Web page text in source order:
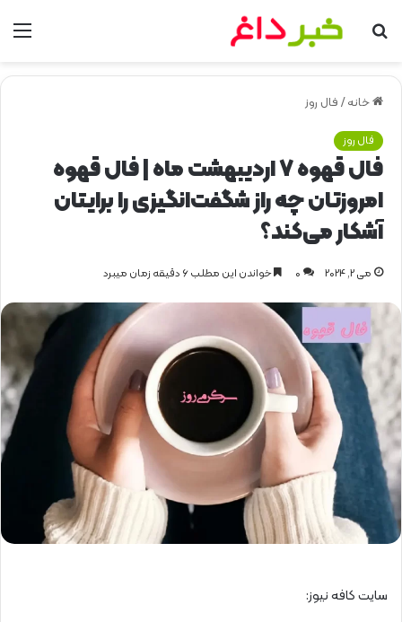
جستجو
خانه / فال روز
فال روز
فال قهوه ۷ اردیبهشت ماه | فال قهوه
امروزتان چه راز شگفت‌انگیزی را برایتان
آشکار می‌کند؟
می 2, 2024 0 خواندن این مطلب 6 دقیقه زمان میبرد
سایت کافه نیوز: